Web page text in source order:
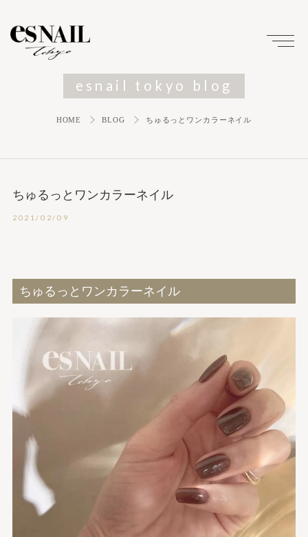
esnail tokyo blog
HOME BLOG ちゅるっとワンカラーネイル
ちゅるっとワンカラーネイル
2021/02/09
ちゅるっとワンカラーネイル